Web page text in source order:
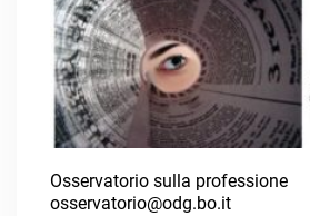
Osservatorio sulla professione
osservatorio@odg.bo.it